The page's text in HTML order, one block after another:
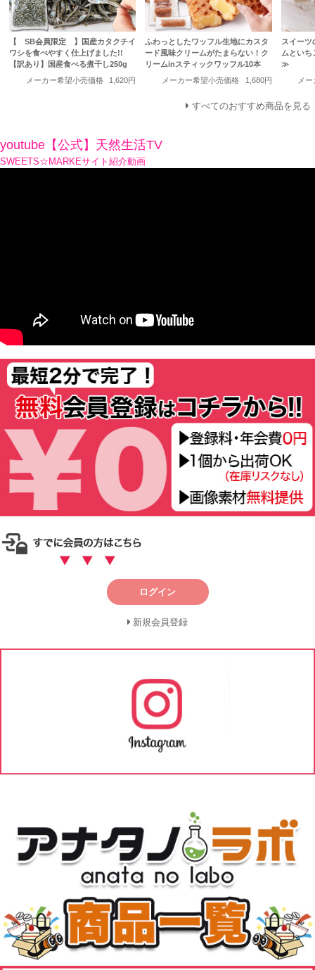
【 SB会員限定 】国産カタクチイ
ワシを食べやすく仕上げました!!
【訳あり】国産食べる煮干し250g
メーカー希望小売価格
1,620円
ふわっとしたワッフル生地にカスタ
ード風味クリームがたまらない！ク
リームinスティックワッフル10本
メーカー希望小売価格
1,680円
スイーツ
ムといち
≫
メ
すべてのおすすめ商品を見る
youtube【公式】天然生活TV
SWEETS☆MARKEサイト紹介動画
ログイン
新規会員登録